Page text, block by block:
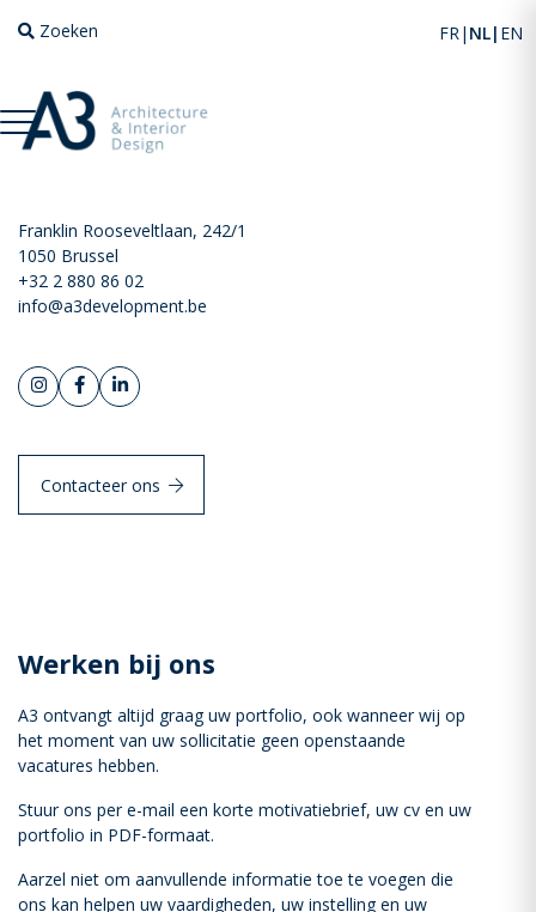
Zoeken FR NL EN
Contact
Franklin Rooseveltlaan, 242/1
1050 Brussel
+32 2 880 86 02
info@a3development.be
Contacteer ons
Werken bij ons
A3 ontvangt altijd graag uw portfolio, ook wanneer wij op
het moment van uw sollicitatie geen openstaande
vacatures hebben.
Stuur ons per e-mail een korte motivatiebrief, uw cv en uw
portfolio in PDF-formaat.
Aarzel niet om aanvullende informatie toe te voegen die
ons kan helpen uw vaardigheden, uw instelling en uw